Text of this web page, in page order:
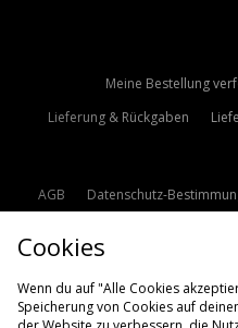
Meine Bestellung
Lieferung & Rückgaben
AGB Datenschutz-
Cookies
Wenn du auf "Alle Cookies
Speicherung von Cookies auf